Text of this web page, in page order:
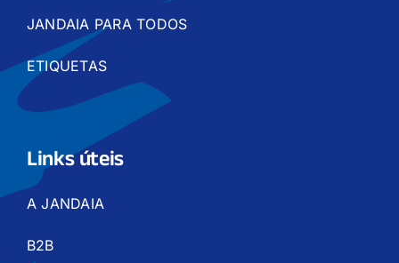
JANDAIA PARA TODOS
ETIQUETAS
Links úteis
A JANDAIA
B2B